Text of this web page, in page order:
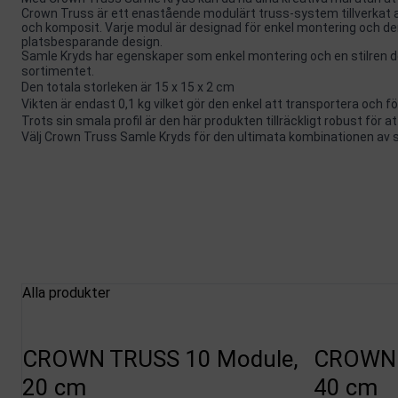
Crown Truss är ett enastående modulärt truss-system tillverkat
och komposit. Varje modul är designad för enkel montering och
platsbesparande design.
Samle Kryds har egenskaper som enkel montering och en
sortimentet.
Den totala storleken är 15 x 15 x 2 cm
Vikten är endast 0,1 kg vilket gör den enkel att transportera och
Trots sin smala profil är den här produkten tillräckligt robust för
Välj Crown Truss Samle Kryds för den ultimata kombinationen
Alla produkter
CROWN TRUSS 10 Module,
20 cm
40 cm